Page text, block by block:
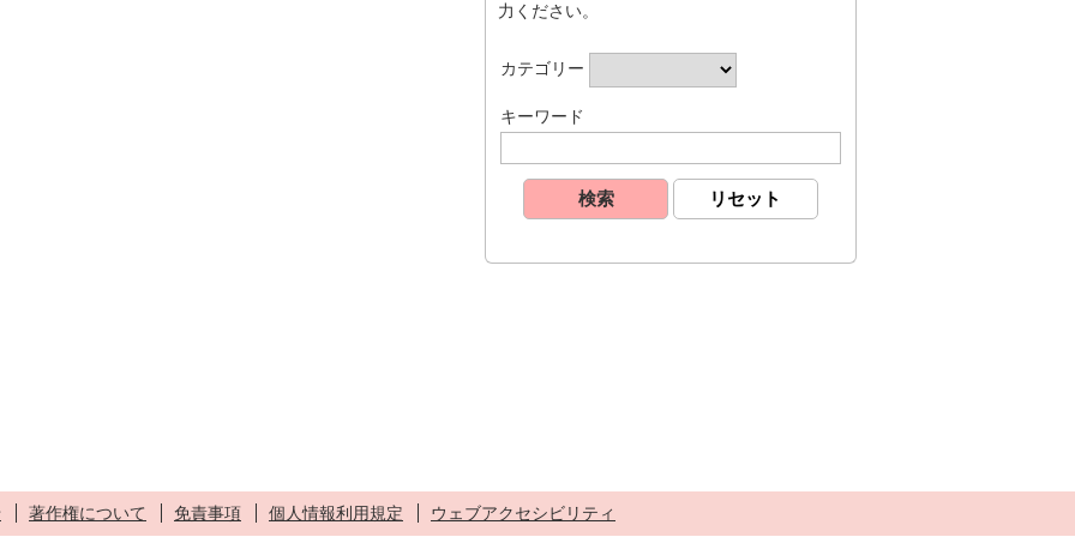
力ください。
カテゴリー
キーワード
著作権について 免責事項 個人情報利用規定 ウェブアクセシビリティ